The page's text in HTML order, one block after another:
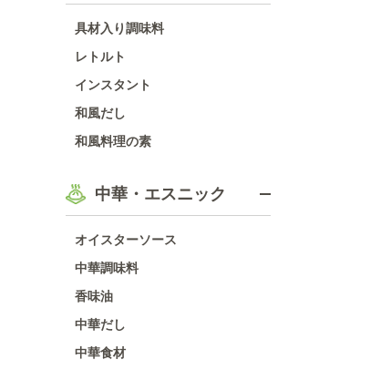
具材入り調味料
レトルト
インスタント
和風だし
和風料理の素
中華・エスニック
オイスターソース
中華調味料
香味油
中華だし
中華食材